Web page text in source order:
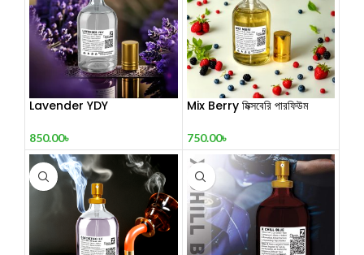
Lavender YDY
850.00৳
Mix Berry মিক্সবেরি পারফিউম
750.00৳